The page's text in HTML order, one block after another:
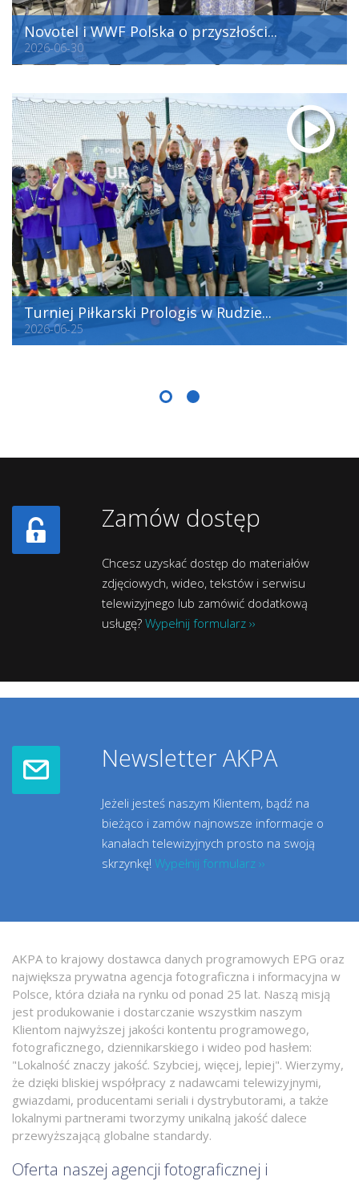
Novotel i WWF Polska o przyszłości...
2026-06-30
Turniej Piłkarski Prologis w Rudzie...
2026-06-25
Zamów dostęp
Chcesz uzyskać dostęp do materiałów
zdjęciowych, wideo, tekstów i serwisu
telewizyjnego lub zamówić dodatkową
usługę? Wypełnij formularz ››
Newsletter AKPA
Jeżeli jesteś naszym Klientem, bądź na
bieżąco i zamów najnowsze informacje o
kanałach telewizyjnych prosto na swoją
skrzynkę! Wypełnij formularz ››
AKPA to krajowy dostawca danych programowych EPG oraz
największa prywatna agencja fotograficzna i informacyjna w
Polsce, która działa na rynku od ponad 25 lat. Naszą misją
jest produkowanie i dostarczanie wszystkim naszym
Klientom najwyższej jakości kontentu programowego,
fotograficznego, dziennikarskiego i wideo pod hasłem:
"Lokalność znaczy jakość. Szybciej, więcej, lepiej". Wierzymy,
że dzięki bliskiej współpracy z nadawcami telewizyjnymi,
gwiazdami, producentami seriali i dystrybutorami, a także
lokalnymi partnerami tworzymy unikalną jakość dalece
przewyższającą globalne standardy.
Oferta naszej agencji fotograficznej i